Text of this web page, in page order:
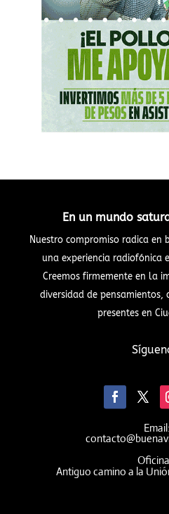
En un mundo
Nuestro compromiso radica en
una experiencia radiofónica
Creemos firmemente en la
diversidad de
presentes en
Email:
Antiguo camino a la